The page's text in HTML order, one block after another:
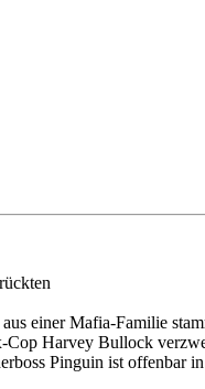
einer Mafia-Familie
Cop Harvey Bullock
Pinguin ist offenbar